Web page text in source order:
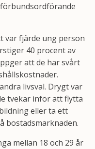
var fjärde ung person
40 procent av
att de har svårt
livsval. Drygt var
tvekar inför att flytta
eller ta ett
bostadsmarknaden.
mellan 18 och 29 år